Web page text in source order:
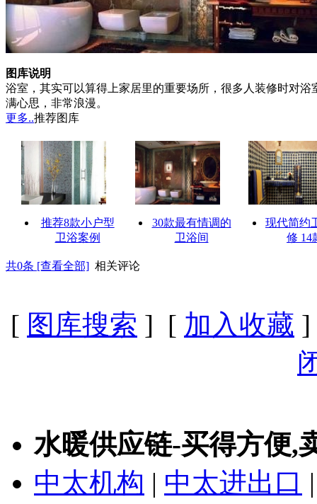
图库说明
浴室，其实可以算得上家居里的重要场所，很多人装修时对
满心思，非常浪漫。
更多..推荐图库
推荐8款小户型
卫浴案例
30款最有情调的
卫浴间
现代简约
修 14
共0条 [查看全部] 相关评论
[ 图库搜索 ] [ 加入收藏
水暖供应链-买得方便,
中太机构 | 中太进出口